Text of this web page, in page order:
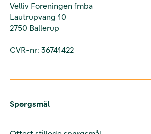
Velliv Foreningen fmba
Lautrupvang 10
2750 Ballerup
CVR-nr: 36741422
Spørgsmål